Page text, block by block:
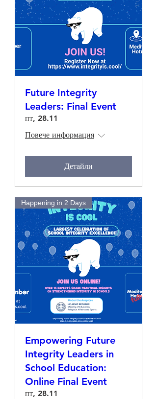
Future Integrity
Leaders: Final Event
пт, 28.11
Повече информация
Детайли
Happening in 2 Days
Empowering Future
Integrity Leaders in
School Education:
Online Final Event
пт, 28.11